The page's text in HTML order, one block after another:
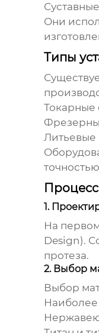
Они
Типы
Токарные
1.
На
Design).
протеза.
2. Выбор
Выбор